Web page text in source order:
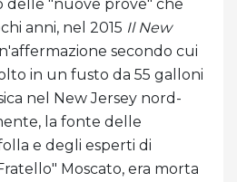
delle "nuove prove" che
anni, nel 2015 Il New
secondo cui
in un fusto da 55 galloni
nel New Jersey nord-
la fonte delle
e degli esperti di
Moscato, era morta